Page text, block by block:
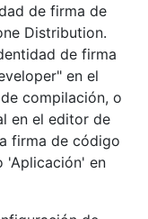
de firma de
Distribution.
de firma
en el
compilación, o
en el editor de
firma de código
'Aplicación' en